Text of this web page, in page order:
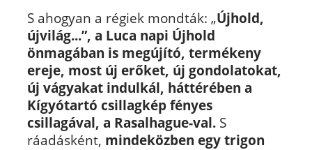
S ahogyan a régiek mondták: „Újhold,
újvilág...”, a Luca napi Újhold
önmagában is megújító, termékeny
ereje, most új erőket, új gondolatokat,
új vágyakat indulkál, háttérében a
Kígyótartó csillagkép fényes
csillagával, a Rasalhague-val.S
ráadásként, mindeközben egy trigon